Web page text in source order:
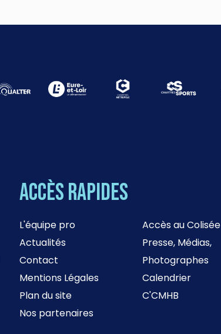
Accès rapides
L'équipe pro
Actualités
Contact
Mentions Légales
Plan du site
Nos partenaires
Accès au Colisée
Presse, Médias,
Photographes
Calendrier
C'CMHB